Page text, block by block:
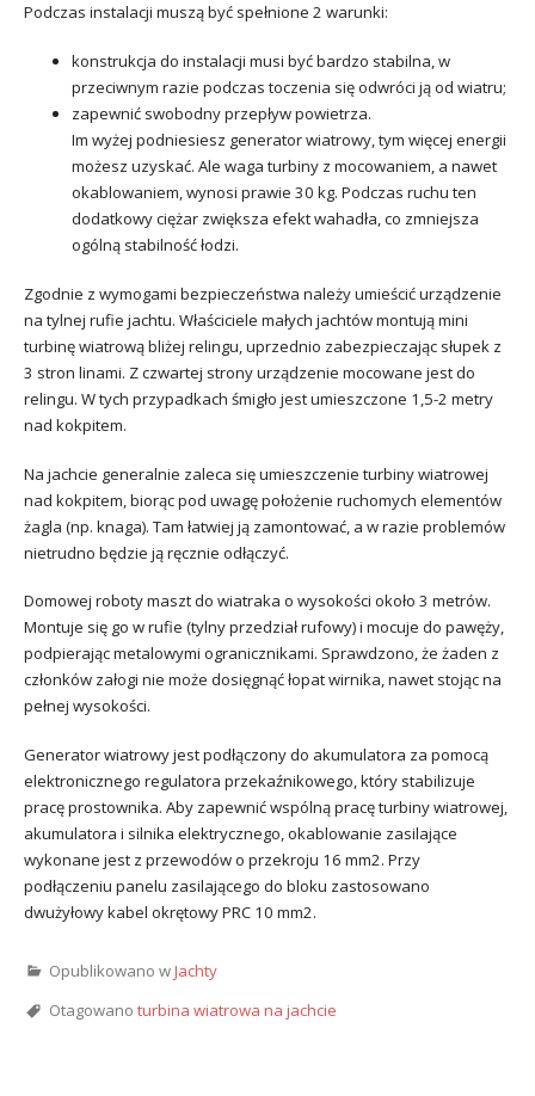
Podczas instalacji muszą być spełnione 2 warunki:
konstrukcja do instalacji musi być bardzo stabilna, w
przeciwnym razie podczas toczenia się odwróci ją od wiatru;
zapewnić swobodny przepływ powietrza.
Im wyżej podniesiesz generator wiatrowy, tym więcej energii
możesz uzyskać. Ale waga turbiny z mocowaniem, a nawet
okablowaniem, wynosi prawie 30 kg. Podczas ruchu ten
dodatkowy ciężar zwiększa efekt wahadła, co zmniejsza
ogólną stabilność łodzi.
Zgodnie z wymogami bezpieczeństwa należy umieścić urządzenie
na tylnej rufie jachtu. Właściciele małych jachtów montują mini
turbinę wiatrową bliżej relingu, uprzednio zabezpieczając słupek z
3 stron linami. Z czwartej strony urządzenie mocowane jest do
relingu. W tych przypadkach śmigło jest umieszczone 1,5-2 metry
nad kokpitem.
Na jachcie generalnie zaleca się umieszczenie turbiny wiatrowej
nad kokpitem, biorąc pod uwagę położenie ruchomych elementów
żagla (np. knaga). Tam łatwiej ją zamontować, a w razie problemów
nietrudno będzie ją ręcznie odłączyć.
Domowej roboty maszt do wiatraka o wysokości około 3 metrów.
Montuje się go w rufie (tylny przedział rufowy) i mocuje do pawęży,
podpierając metalowymi ogranicznikami. Sprawdzono, że żaden z
członków załogi nie może dosięgnąć łopat wirnika, nawet stojąc na
pełnej wysokości.
Generator wiatrowy jest podłączony do akumulatora za pomocą
elektronicznego regulatora przekaźnikowego, który stabilizuje
pracę prostownika. Aby zapewnić wspólną pracę turbiny wiatrowej,
akumulatora i silnika elektrycznego, okablowanie zasilające
wykonane jest z przewodów o przekroju 16 mm2. Przy
podłączeniu panelu zasilającego do bloku zastosowano
dwużyłowy kabel okrętowy PRC 10 mm2.
Opublikowano wJachty
Otagowano turbina wiatrowa na jachcie